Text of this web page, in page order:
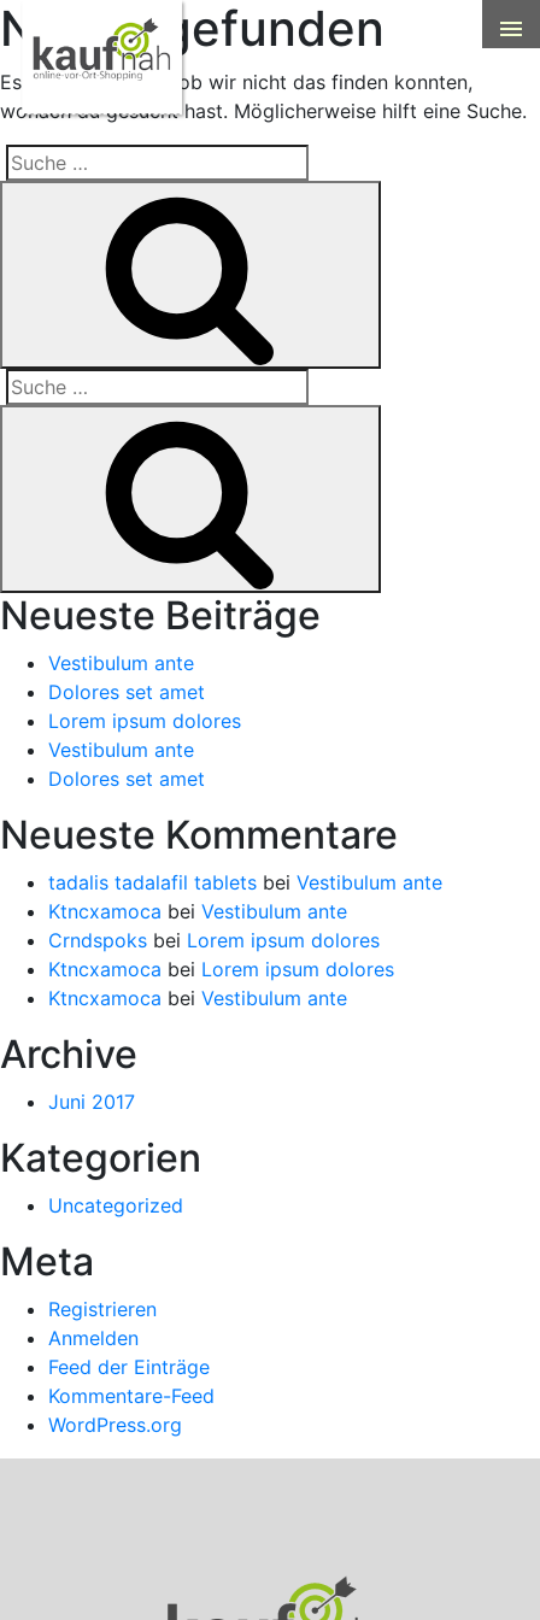
Nichts gefunden
Es sieht so aus, als ob wir nicht das finden konnten,
wonach du gesucht hast. Möglicherweise hilft eine Suche.
Suche
Suche
Neueste Beiträge
Vestibulum ante
Dolores set amet
Lorem ipsum dolores
Vestibulum ante
Dolores set amet
Neueste Kommentare
tadalis tadalafil tablets bei Vestibulum ante
Ktncxamoca bei Vestibulum ante
Crndspoks bei Lorem ipsum dolores
Ktncxamoca bei Lorem ipsum dolores
Ktncxamoca bei Vestibulum ante
Archive
Juni 2017
Kategorien
Uncategorized
Meta
Registrieren
Anmelden
Feed der Einträge
Kommentare-Feed
WordPress.org